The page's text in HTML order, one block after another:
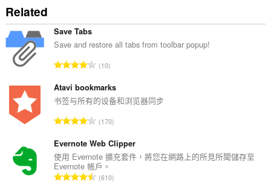
Related
Save Tabs
Save and restore all tabs from toolbar popup!
評
的
總
數
10
Atavi bookmarks
书签与所有的设备和浏览器同步
評
的
總
次
數
170
Evernote Web Clipper
使用 Evernote 擴充套件，將您在網路上的所見所聞儲存至
Evernote 帳戶。
評610